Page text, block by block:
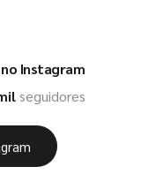
no Instagram
seguidores